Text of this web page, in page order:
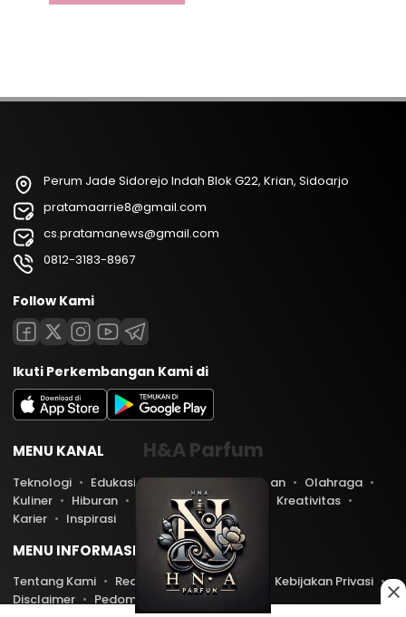
Perum Jade Sidorejo Indah Blok G22, Krian, Sidoarjo
pratamaarrie8@gmail.com
cs.pratamanews@gmail.com
0812-3183-8967
Follow Kami
Ikuti Perkembangan Kami di
MENU KANAL
Teknologi Edukasi Lifestyle Keuangan
Olahraga
Kuliner
Hiburan Travel Kesehatan
Kreativitas
Karier
Inspirasi
MENU INFORMASI
Tentang Kami Redaksi Kontak Kami
Kebijakan Privasi
Disclaimer
Pedoman Media Siber
H&A Parfum